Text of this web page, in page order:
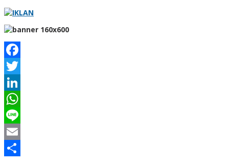
Facebook
Twitter
LinkedIn
WhatsApp
Line
Email